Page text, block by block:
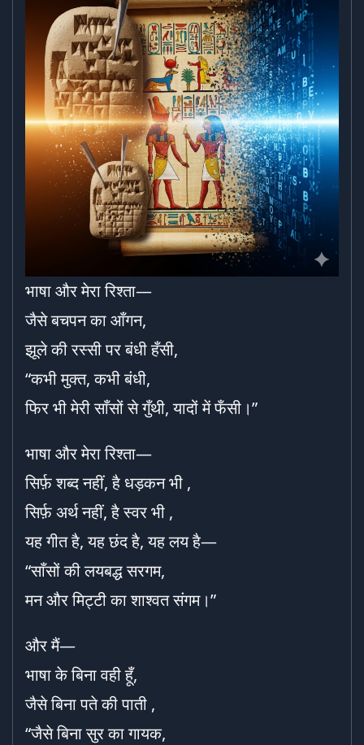
भाषा और मेरा रिश्ता—
जैसे बचपन का आँगन,
झूले की रस्सी पर बंधी हँसी,
“कभी मुक्त, कभी बंधी,
फिर भी मेरी साँसों से गुँथी, यादों में फँसी।”
भाषा और मेरा रिश्ता—
सिर्फ़ शब्द नहीं, है धड़कन भी ,
सिर्फ़ अर्थ नहीं, है स्वर भी ,
यह गीत है, यह छंद है, यह लय है—
“साँसों की लयबद्ध सरगम,
मन और मिट्टी का शाश्वत संगम।”
और मैं—
भाषा के बिना वही हूँ,
जैसे बिना पते की पाती ,
“जैसे बिना सुर का गायक,